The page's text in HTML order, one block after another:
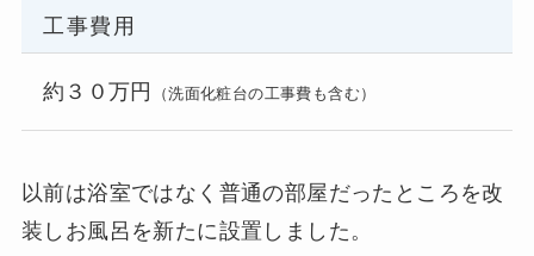
工事費用
約３０万円 （洗面化粧台の工事費も含む）
以前は浴室ではなく普通の部屋だったところを改
装しお風呂を新たに設置しました。